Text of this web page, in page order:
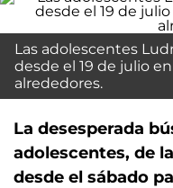
Las adolescentes
desde el 19 de julio
alrededores.
La desesperada
adolescentes, de
desde el sábado